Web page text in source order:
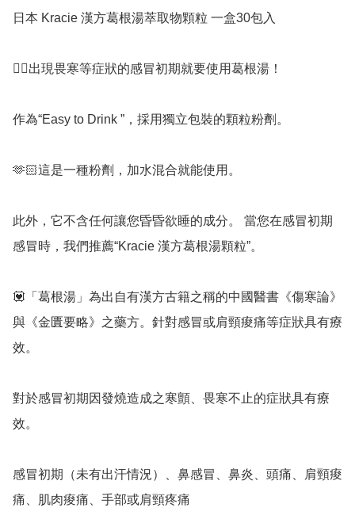
日本 Kracie 漢方葛根湯萃取物顆粒 一盒30包入
👉🏻出現畏寒等症狀的感冒初期就要使用葛根湯！
作為“Easy to Drink ”，採用獨立包裝的顆粒粉劑。
🫶🏻這是一種粉劑，加水混合就能使用。
此外，它不含任何讓您昏昏欲睡的成分。 當您在感冒初期
感冒時，我們推薦“Kracie 漢方葛根湯顆粒”。
💟「葛根湯」為出自有漢方古籍之稱的中國醫書《傷寒論》
與《金匱要略》之藥方。針對感冒或肩頸痠痛等症狀具有療
效。
對於感冒初期因發燒造成之寒顫、畏寒不止的症狀具有療
效。
感冒初期（未有出汗情況）、鼻感冒、鼻炎、頭痛、肩頸痠
痛、肌肉痠痛、手部或肩頸疼痛